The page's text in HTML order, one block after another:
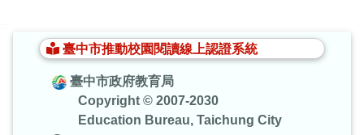
臺中市推動校園閱讀線上認證系統
臺中市政府教育局
Copyright © 2007-2030
Education Bureau, Taichung City